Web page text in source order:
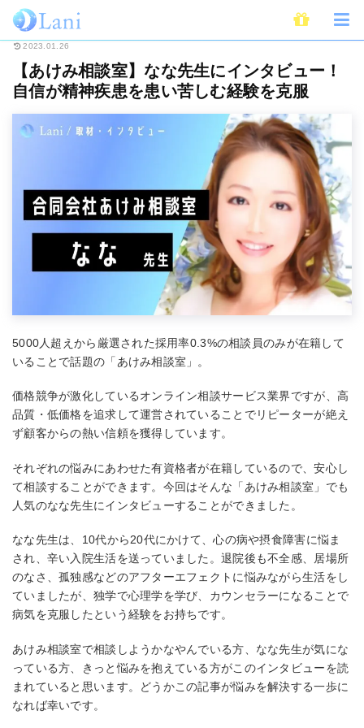
ホーム インタビュー・取材 【あけみ相談室】なな先生にインタビュー！
2023.01.26
【あけみ相談室】なな先生にインタビュー！
自信が精神疾患を患い苦しむ経験を克服
5000人超えから厳選された採用率0.3%の相談員のみが在籍して
いることで話題の「あけみ相談室」。
価格競争が激化しているオンライン相談サービス業界ですが、高
品質・低価格を追求して運営されていることでリピーターが絶え
ず顧客からの熱い信頼を獲得しています。
それぞれの悩みにあわせた有資格者が在籍しているので、安心し
て相談することができます。今回はそんな「あけみ相談室」でも
人気のなな先生にインタビューすることができました。
なな先生は、10代から20代にかけて、心の病や摂食障害に悩ま
され、辛い入院生活を送っていました。退院後も不全感、居場所
のなさ、孤独感などのアフターエフェクトに悩みながら生活をし
ていましたが、独学で心理学を学び、カウンセラーになることで
病気を克服したという経験をお持ちです。
あけみ相談室で相談しようかなやんでいる方、なな先生が気にな
っている方、きっと悩みを抱えている方がこのインタビューを読
まれていると思います。どうかこの記事が悩みを解決する一歩に
なれば幸いです。